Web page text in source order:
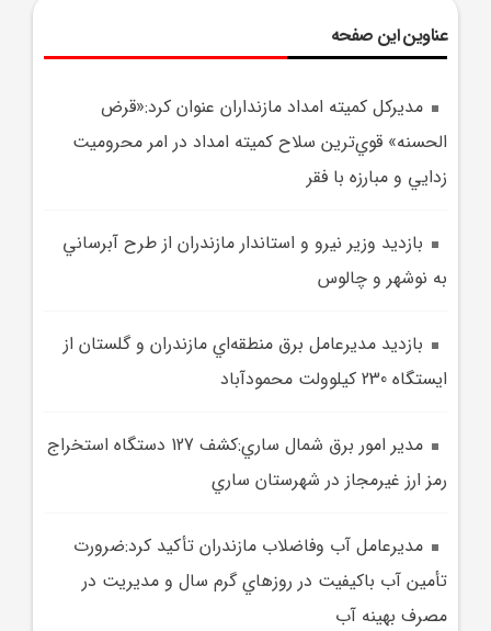
عناوین این صفحه
مديرکل کميته امداد مازنداران عنوان کرد:«قرض
الحسنه» قوي‌ترين سلاح کميته امداد در امر محروميت
زدايي و مبارزه با فقر
بازديد وزير نيرو و استاندار مازندران از طرح آبرساني
به نوشهر و چالوس
بازديد مديرعامل برق منطقه‌اي مازندران و گلستان از
ايستگاه 230 کيلوولت محمودآباد
مدير امور برق شمال ساري:کشف 127 دستگاه استخراج
رمز ارز غيرمجاز در شهرستان ساري
مديرعامل آب وفاضلاب مازندران تأکيد کرد:ضرورت
تأمين آب باکيفيت در روزهاي گرم سال و مديريت در
مصرف بهينه آب